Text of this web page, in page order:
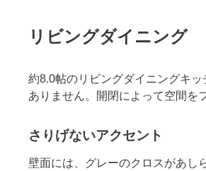
リビングダイニング
約8.0帖のリビングダイニングキ
ありません。開閉によって空間を
さりげないアクセント
壁面には、グレーのクロスがあし